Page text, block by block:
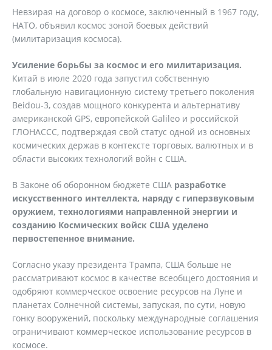
Невзирая на договор о космосе, заключенный в 1967 году,
НАТО, объявил космос зоной боевых действий
(милитаризация космоса).
Усиление борьбы за космос и его милитаризация.
Китай в июле 2020 года запустил собственную
глобальную навигационную систему третьего поколения
Beidou-3, создав мощного конкурента и альтернативу
американской GPS, европейской Galileo и российской
ГЛОНАССС, подтверждая свой статус одной из основных
космических держав в контексте торговых, валютных и в
области высоких технологий войн с США.
В Законе об оборонном бюджете США разработке
искусственного интеллекта, наряду с гиперзвуковым
оружием, технологиями направленной энергии и
созданию Космических войск США уделено
первостепенное внимание.
Согласно указу президента Трампа, США больше не
рассматривают космос в качестве всеобщего достояния и
одобряют коммерческое освоение ресурсов на Луне и
планетах Солнечной системы, запуская, по сути, новую
гонку вооружений, поскольку международные соглашения
ограничивают коммерческое использование ресурсов в
космосе.